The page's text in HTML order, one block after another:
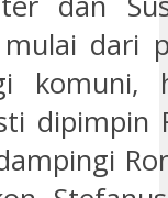
dari
dipimpin